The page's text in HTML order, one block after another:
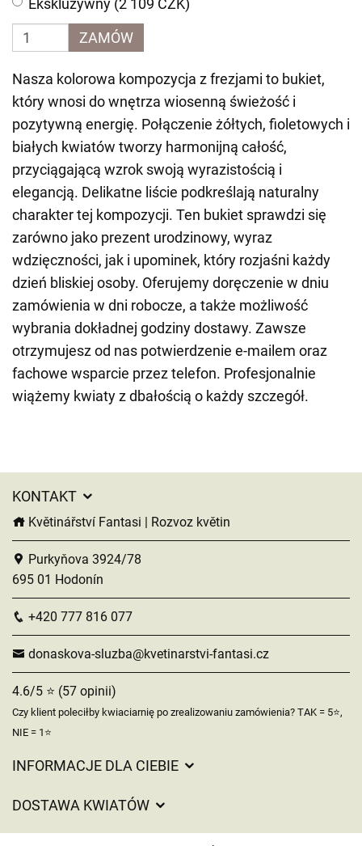
Ekskluzywny (2 109 CZK)
ZAMÓW
Nasza kolorowa kompozycja z frezjami to bukiet,
który wnosi do wnętrza wiosenną świeżość i
pozytywną energię. Połączenie żółtych, fioletowych i
białych kwiatów tworzy harmonijną całość,
przyciągającą wzrok swoją wyrazistością i
elegancją. Delikatne liście podkreślają naturalny
charakter tej kompozycji. Ten bukiet sprawdzi się
zarówno jako prezent urodzinowy, wyraz
wdzięczności, jak i upominek, który rozjaśni każdy
dzień bliskiej osoby. Oferujemy doręczenie w dniu
zamówienia w dni robocze, a także możliwość
wybrania dokładnej godziny dostawy. Zawsze
otrzymujesz od nas potwierdzenie e-mailem oraz
fachowe wsparcie przez telefon. Profesjonalnie
wiążemy kwiaty z dbałością o każdy szczegół.
KONTAKT
Květinářství Fantasi | Rozvoz květin
Purkyňova 3924/78
695 01 Hodonín
+420 777 816 077
donaskova-sluzba@kvetinarstvi-fantasi.cz
4.6/5 ⭐ (57 opinii)
Czy klient poleciłby kwiaciarnię po zrealizowaniu zamówienia? TAK = 5⭐,
NIE = 1⭐
INFORMACJE DLA CIEBIE
DOSTAWA KWIATÓW
Opłaty za dostawę